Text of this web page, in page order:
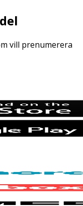
vill prenumerera